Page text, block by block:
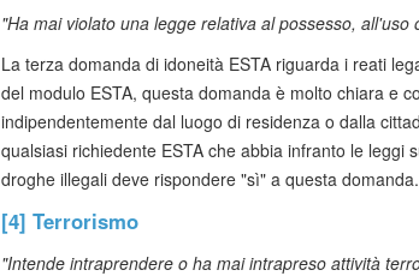
"Ha mai violato una legge relativa al possesso,
La terza domanda di idoneità ESTA riguarda i reati
del modulo ESTA, questa domanda è molto chiara e
indipendentemente dal luogo di residenza o dalla
qualsiasi richiedente ESTA che abbia infranto le leggi
droghe illegali deve rispondere "sì" a questa domanda.
[4] Terrorismo
"Intende intraprendere o ha mai intrapreso attività